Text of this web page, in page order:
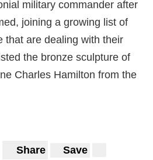
military commander after
joining a growing list of
that are dealing with their
the bronze sculpture of
Charles Hamilton from the
Share Save